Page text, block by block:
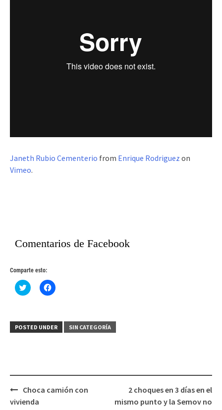
Janeth Rubio Cementerio from Enrique Rodriguez on
Vimeo.
Comentarios de Facebook
Comparte esto:
Haz
clic
(Se
abre
Haz
clic
(Se
abre
POSTED UNDER SIN CATEGORÍA
Post
navigation
Choca camión con
vivienda
2 choques en 3 días en el
mismo punto y la Semov no